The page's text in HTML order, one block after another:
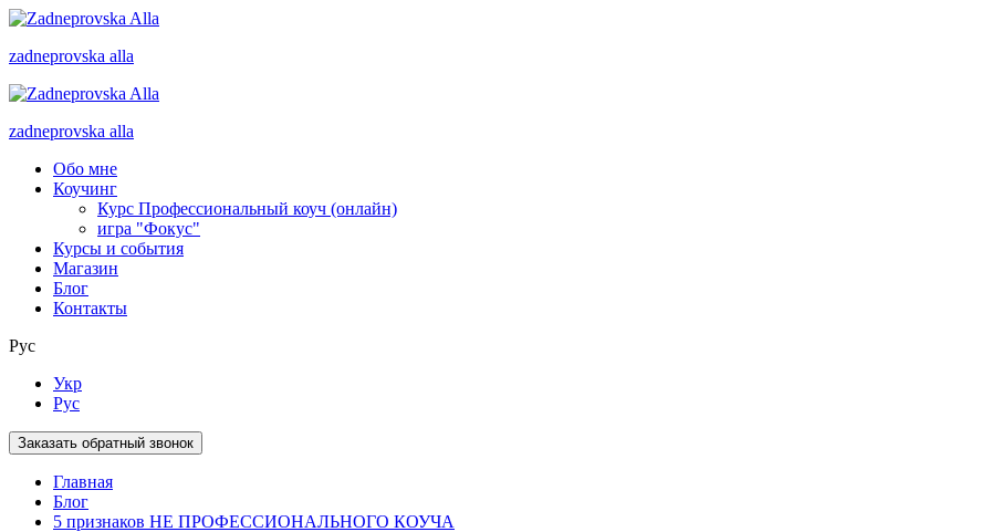
zadneprovska alla
zadneprovska alla
Обо мне
Коучинг
Курс Профессиональный коуч (онлайн)
игра "Фокус"
Курсы и события
Магазин
Блог
Контакты
Рус
Укр
Рус
Заказать обратный звонок
Главная
Блог
5 признаков НЕ ПРОФЕССИОНАЛЬНОГО КОУЧА